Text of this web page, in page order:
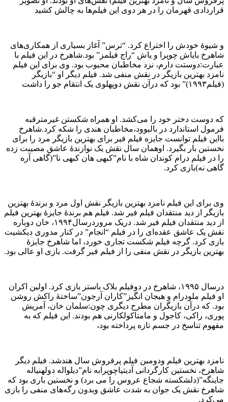
قراردادی قهرمان را در هر دوی این فیلم‌ها به چالش کشید
و شیوهٔ خودش را اختراع کرد. “ترس” آغاز بسیاری از همکاری‌های
شاهرخ بایاش چوپرا و یاش “راج فیلمز” بود.شاهرخ در این فیلم با
عبارت:دوستت دارم، نزد مخاطبان محبوب بود. وی برای این فیلم
نامزد بهترین بازیگر در نقش منفی شد. فیلم دیگر او “بازیگر
(فیلم۱۹۹۳)” بود که درآن نقش دوپهلوی یک انتقام جو را داشت
که دوست دختر خود را می‌کشد. او همراه شکستن غیرمترقبه
فرمول استاندارد در بالیوود،مخاطبان هندی را شکه کرد.شاهرخ
بااین فیلم توانست جایزه فیلم فیر برای بهترین بازیگر مرد را برای
نخستین بار بگیرد. اوهمان سال نقش یک نوازندهٔ عاشق مصیبت زده
را در فیلم درام کوندان شاه با نام”کبهی هان کبهی نا”(گاهی آره
گاهی نه)بازی کرد.
وی برای این فیلم نامزد بهترین بازیگر نقش اول مرد و برندهٔ بهترین
بازیگر از دید منتقدان فیلم فیر شد. فیلم هم برندهٔ جایزهٔ بهترین فیلم
از دید منتقدان فیلم فیر شد. دریک مروردرسال۱۹۹۴، خان دوباره
نقش یک عاشق عقده‌ای را در فیلم “انجام” در کنار مدوری دیکشیت
بازی کرد. گرچه فیلم شکست تجاری خورد، اما شاهرخ جایزهٔ
بهترین بازیگر در نقش منفی را از فیلم فیر گرفت. بازی او عالی بود.
درسال ۱۹۹۵، شاهرخ در دوفیلم بلاک باستر بازی کرد. اولین اکران
او فیلم ملودرام و هیجان انگیز”کاران آرجون”ساختهٔ راکش روشن
بود. که درآن بازیگران مطرح دیگری چون:سلمان خان، آمریش
پوری، راکی، کاجول و مامتاکولکارنی هم بودند. این فیلم که به
مفهوم تناسخ در جسم تازه پرداخته بود،
نامزد بهترین فیلم ودومین فیلم پرفروش سال هندشد. فیلم دیگر
شاهرخ، نخستین کارگردانی آدیتیاچوپرابه نام”دیلواله دولهنیاله
جاینگه”(دلشکسته شجاع عروس را می برد) و نخستین باری بود که
شاهرخ نقش یک جوان به شدت عاشق وبدون رگه‌های منفی را بازی
می‌کرد.